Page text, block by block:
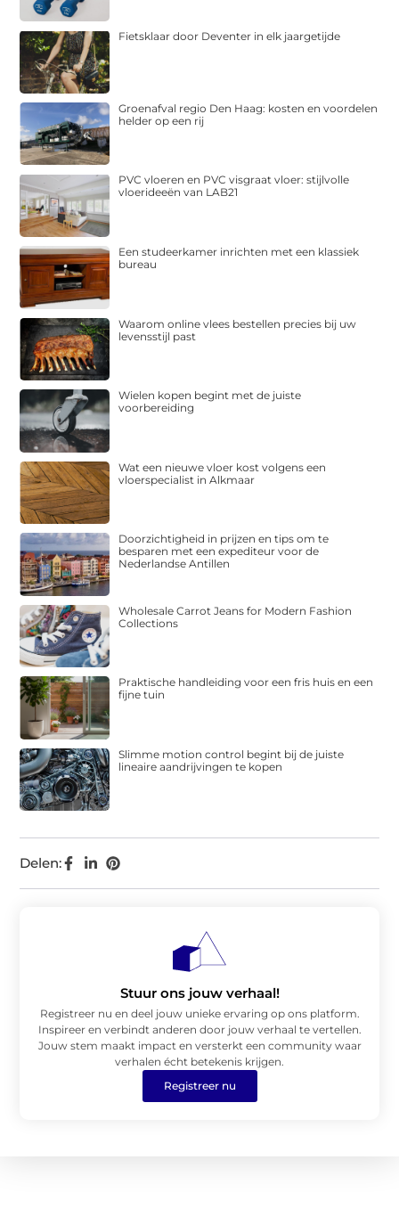
Delen:
Fietsklaar door Deventer in elk jaargetijde
Groenafval regio Den Haag: kosten en voordelen
helder op een rij
PVC vloeren en PVC visgraat vloer: stijlvolle
vloerideeën van LAB21
Een studeerkamer inrichten met een klassiek
bureau
Waarom online vlees bestellen precies bij uw
levensstijl past
Wielen kopen begint met de juiste
voorbereiding
Wat een nieuwe vloer kost volgens een
vloerspecialist in Alkmaar
Doorzichtigheid in prijzen en tips om te
besparen met een expediteur voor de
Nederlandse Antillen
Wholesale Carrot Jeans for Modern Fashion
Collections
Praktische handleiding voor een fris huis en een
fijne tuin
Slimme motion control begint bij de juiste
lineaire aandrijvingen te kopen
Stuur ons jouw verhaal!
Registreer nu en deel jouw unieke ervaring op ons platform.
Inspireer en verbindt anderen door jouw verhaal te vertellen.
Jouw stem maakt impact en versterkt een community waar
verhalen écht betekenis krijgen.
Registreer nu